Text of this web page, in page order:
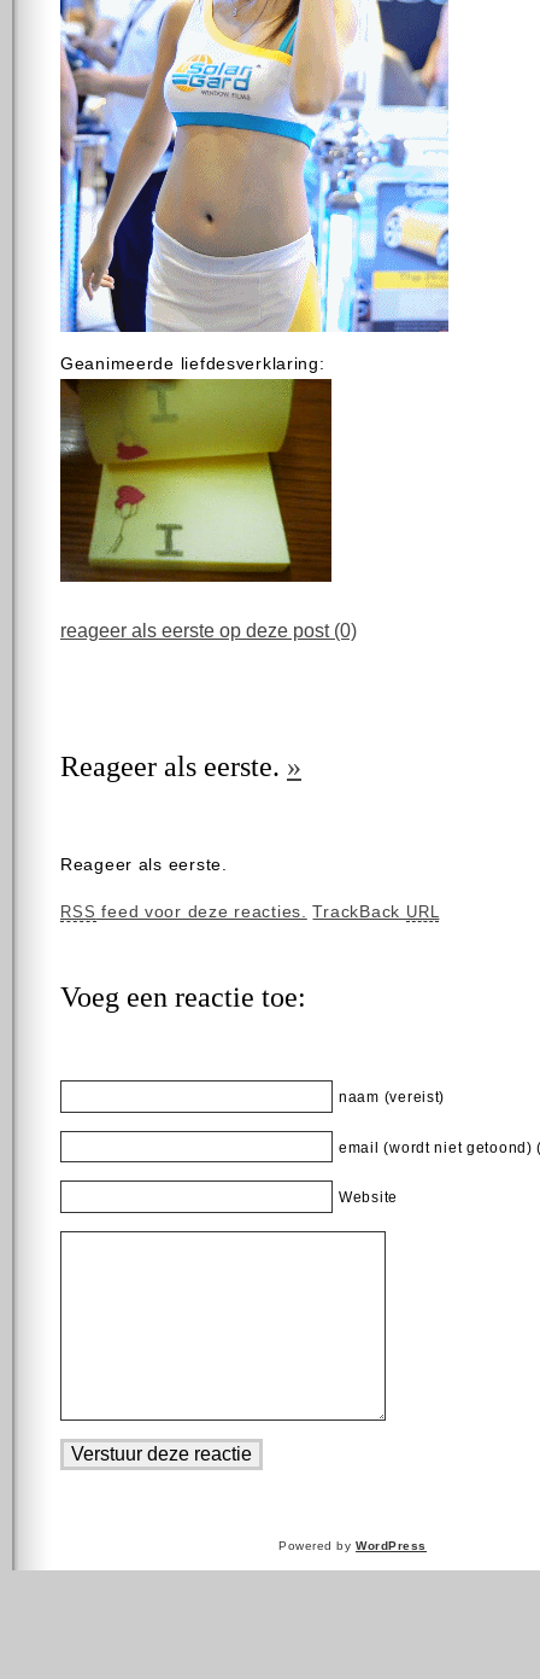
Geanimeerde liefdesverklaring:
reageer als eerste op deze post (0)
Reageer als eerste. »
Reageer als eerste.
RSS feed voor deze reacties. TrackBack URL
Voeg een reactie toe:
naam (vereist)
email (wordt niet getoond)
Website
Powered byWordPress